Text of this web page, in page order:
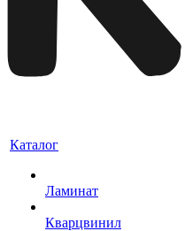
Каталог
Ламинат
Кварцвинил